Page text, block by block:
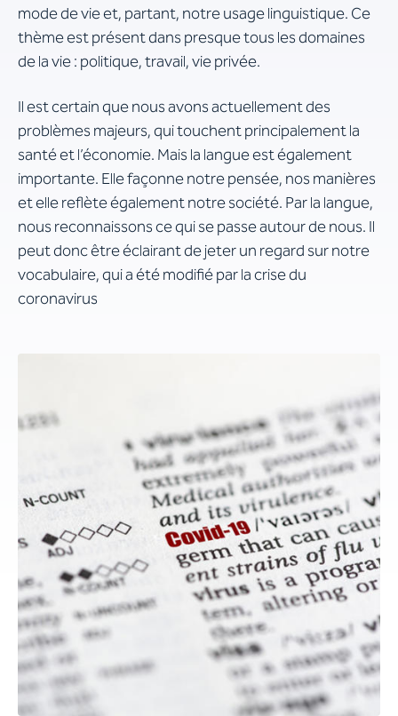
mode de vie et, partant, notre usage linguistique. Ce
thème est présent dans presque tous les domaines
de la vie : politique, travail, vie privée.
Il est certain que nous avons actuellement des
problèmes majeurs, qui touchent principalement la
santé et l’économie. Mais la langue est également
importante. Elle façonne notre pensée, nos manières
et elle reflète également notre société. Par la langue,
nous reconnaissons ce qui se passe autour de nous. Il
peut donc être éclairant de jeter un regard sur notre
vocabulaire, qui a été modifié par la crise du
coronavirus